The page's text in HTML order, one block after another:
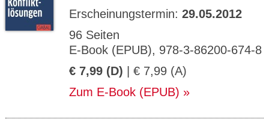
Erscheinungstermin: 29.05.2012
96 Seiten
E-Book (EPUB), 978-3-86200-674-8
€ 7,99 (D) | € 7,99 (A)
Zum E-Book (EPUB)